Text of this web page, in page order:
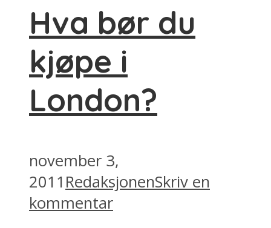
Hva bør du
kjøpe i
London?
november 3,
2011 RedaksjonenSkriv en
kommentar